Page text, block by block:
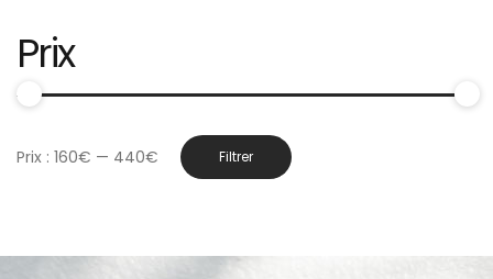
Prix
Prix
min
Prix
max
Filtrer
Prix : 160€ — 440€